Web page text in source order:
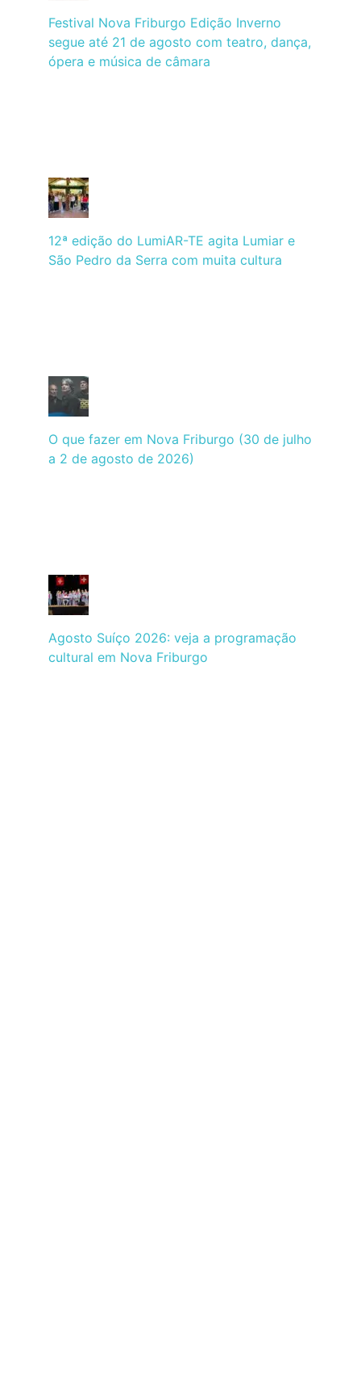
Festival Nova Friburgo Edição Inverno
segue até 21 de agosto com teatro, dança,
ópera e música de câmara
12ª edição do LumiAR-TE agita Lumiar e
São Pedro da Serra com muita cultura
O que fazer em Nova Friburgo (30 de julho
a 2 de agosto de 2026)
Agosto Suíço 2026: veja a programação
cultural em Nova Friburgo